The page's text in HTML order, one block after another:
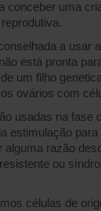
conceber uma
a usar
está pronta
um filho
ovários com
usadas na fase
estimulação
alguma razão
ou
células de